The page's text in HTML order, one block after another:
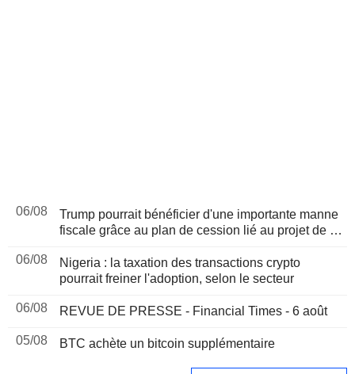
06/08
Trump pourrait bénéficier d'une importante manne
fiscale grâce au plan de cession lié au projet de loi
06/08
Nigeria : la taxation des transactions crypto
pourrait freiner l'adoption, selon le secteur
06/08 REVUE DE PRESSE - Financial Times - 6 août
05/08 BTC achète un bitcoin supplémentaire